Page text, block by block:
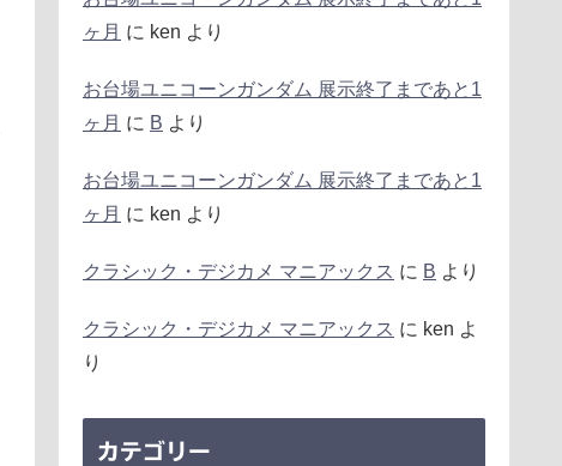
ヶ月 に ken より
お台場ユニコーンガンダム 展示終了まであと1
ヶ月 に B より
お台場ユニコーンガンダム 展示終了まであと1
ヶ月 に ken より
クラシック・デジカメ マニアックス に B より
クラシック・デジカメ マニアックス に ken よ
り
カテゴリー